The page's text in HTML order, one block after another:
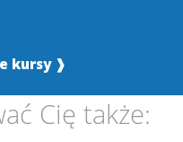
kursy ❱
Cię także: